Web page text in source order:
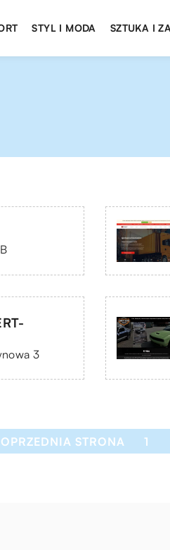
STYL I MODA SZTUKA I
3
STRONA 1